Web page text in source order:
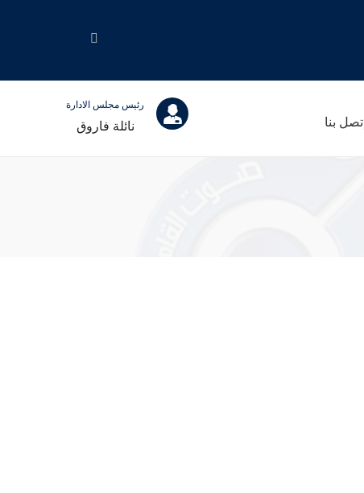
إتصل بنا
رئيس مجلس الادارة
نائلة فاروق